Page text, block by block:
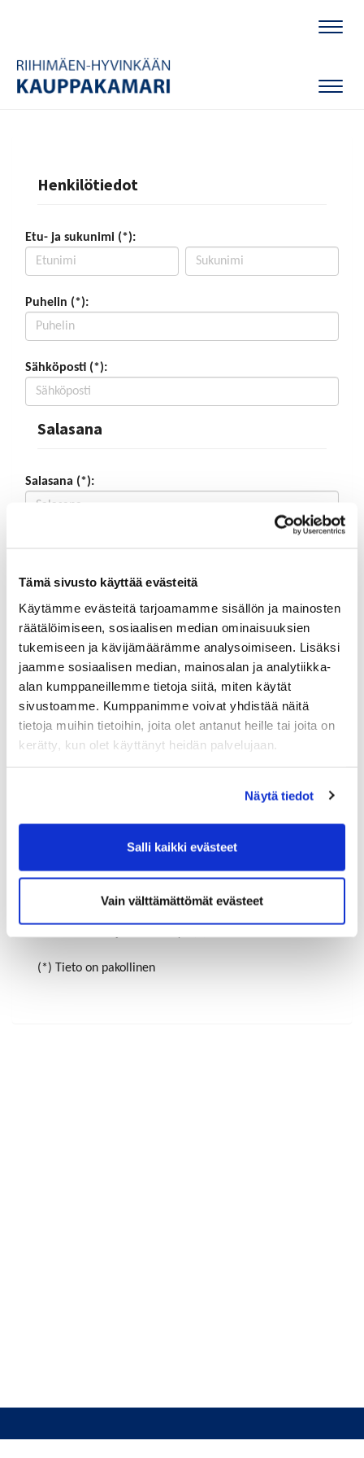
Tämä sivusto käyttää evästeitä
Käytämme evästeitä tarjoamamme sisällön ja mainosten
räätälöimiseen, sosiaalisen median ominaisuuksien
tukemiseen ja kävijämäärämme analysoimiseen. Lisäksi
jaamme sosiaalisen median, mainosalan ja analytiikka-
alan kumppaneillemme tietoja siitä, miten käytät
sivustoamme. Kumppanimme voivat yhdistää näitä
tietoja muihin tietoihin, joita olet antanut heille tai joita on
kerätty, kun olet käyttänyt heidän palvelujaan.
Näytä tiedot
Salli kaikki evästeet
Vain välttämättömät evästeet
Henkilötiedot
Etu- ja sukunimi (*):
Puhelin (*):
Sähköposti (*):
Salasana
Salasana (*):
Yhteystiedot
Katuosoite (*):
Rekisteröidy
Haluan tilata Riihimäen-Hyvinkää kauppakamari
(*) Tieto on pakollinen